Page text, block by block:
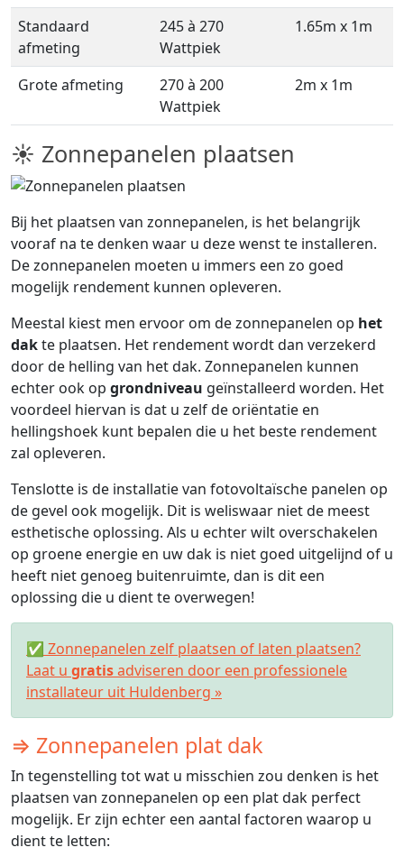
Standaard
afmeting
245 à 270
Wattpiek
1.65m x 1m
Grote afmeting
270 à 200
Wattpiek
2m x 1m
☀ Zonnepanelen plaatsen
Bij het plaatsen van zonnepanelen, is het belangrijk
vooraf na te denken waar u deze wenst te installeren.
De zonnepanelen moeten u immers een zo goed
mogelijk rendement kunnen opleveren.
Meestal kiest men ervoor om de zonnepanelen op het
dakte plaatsen. Het rendement wordt dan verzekerd
door de helling van het dak. Zonnepanelen kunnen
echter ook op grondniveau geïnstalleerd worden. Het
voordeel hiervan is dat u zelf de oriëntatie en
hellingshoek kunt bepalen die u het beste rendement
zal opleveren.
Tenslotte is de installatie van fotovoltaïsche panelen op
de gevel ook mogelijk. Dit is weliswaar niet de meest
esthetische oplossing. Als u echter wilt overschakelen
op groene energie en uw dak is niet goed uitgelijnd of u
heeft niet genoeg buitenruimte, dan is dit een
oplossing die u dient te overwegen!
✅ Zonnepanelen zelf plaatsen of laten plaatsen?
Laat u gratisadviseren door een professionele
installateur uit Huldenberg »
⇒ Zonnepanelen plat dak
In tegenstelling tot wat u misschien zou denken is het
plaatsen van zonnepanelen op een plat dak perfect
mogelijk. Er zijn echter een aantal factoren waarop u
dient te letten: